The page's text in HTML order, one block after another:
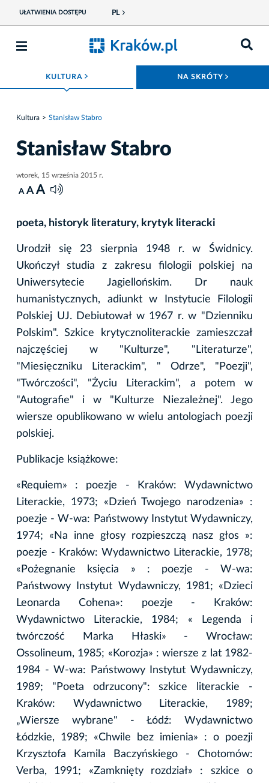
UŁATWIENIA DOSTĘPU PL
KULTURA ROZWIŃ MENU NA SKRÓTY
Kultura Stanisław Stabro
Stanisław Stabro
wtorek, 15 września 2015 r.
A A A
poeta, historyk literatury, krytyk literacki
Urodził się 23 sierpnia 1948 r. w Świdnicy.
Ukończył studia z zakresu filologii polskiej na
Uniwersytecie Jagiellońskim. Dr nauk
humanistycznych, adiunkt w Instytucie Filologii
Polskiej UJ. Debiutował w 1967 r. w "Dzienniku
Polskim". Szkice krytycznoliterackie zamieszczał
najczęściej w "Kulturze", "Literaturze",
"Miesięczniku Literackim", " Odrze", "Poezji",
"Twórczości", "Życiu Literackim", a potem w
"Autografie" i w "Kulturze Niezależnej". Jego
wiersze opublikowano w wielu antologiach poezji
polskiej.
Publikacje książkowe:
«Requiem» : poezje - Kraków: Wydawnictwo
Literackie, 1973; «Dzień Twojego narodzenia» :
poezje - W-wa: Państwowy Instytut Wydawniczy,
1974; «Na inne głosy rozpieszczą nasz głos »:
poezje - Kraków: Wydawnictwo Literackie, 1978;
«Pożegnanie księcia » : poezje - W-wa:
Państwowy Instytut Wydawniczy, 1981; «Dzieci
Leonarda Cohena»: poezje - Kraków:
Wydawnictwo Literackie, 1984; « Legenda i
twórczość Marka Hłaski» - Wrocław:
Ossolineum, 1985; «Korozja» : wiersze z lat 1982-
1984 - W-wa: Państwowy Instytut Wydawniczy,
1989; "Poeta odrzucony": szkice literackie -
Kraków: Wydawnictwo Literackie, 1989;
„Wiersze wybrane" - Łódź: Wydawnictwo
Łódzkie, 1989; «Chwile bez imienia» : o poezji
Krzysztofa Kamila Baczyńskiego - Chotomów:
Verba, 1991; «Zamknięty rozdział» : szkice o